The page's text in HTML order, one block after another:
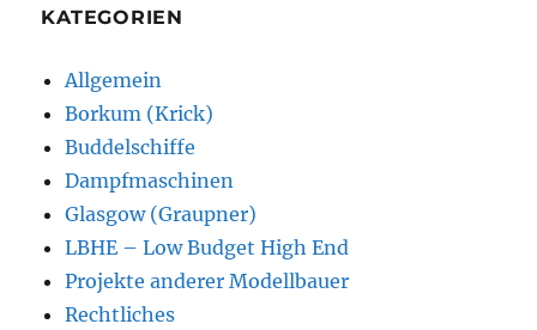
KATEGORIEN
Allgemein
Borkum (Krick)
Buddelschiffe
Dampfmaschinen
Glasgow (Graupner)
LBHE – Low Budget High End
Projekte anderer Modellbauer
Rechtliches